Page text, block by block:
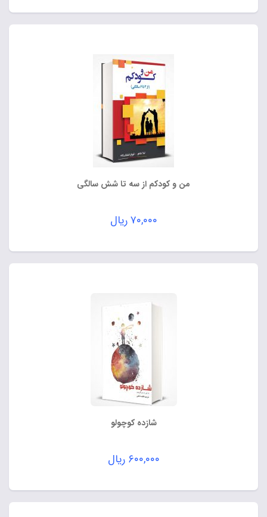
من و کودکم از سه تا شش سالگی
۷۰,۰۰۰ریال
شازده کوچولو
۶۰۰,۰۰۰ ریال